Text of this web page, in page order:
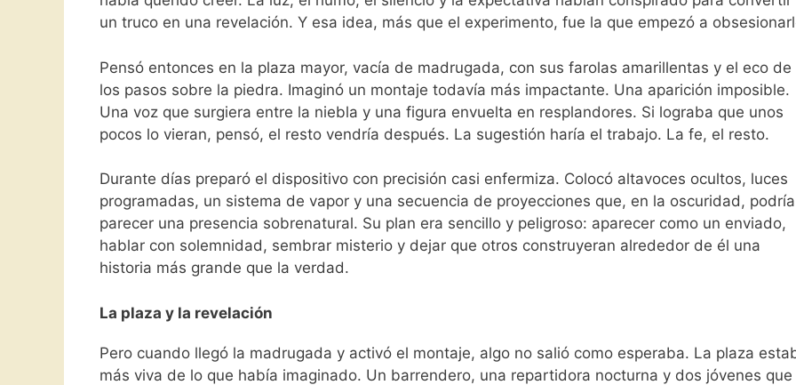
un truco en una revelación. Y esa idea, más que el experimento, fue la que empezó a
Pensó entonces en la plaza mayor, vacía de madrugada, con sus farolas amarillentas y el eco de
los pasos sobre la piedra. Imaginó un montaje todavía más impactante. Una aparición imposible.
Una voz que surgiera entre la niebla y una figura envuelta en resplandores. Si lograba que unos
pocos lo vieran, pensó, el resto vendría después. La sugestión haría el trabajo. La fe, el resto.
Durante días preparó el dispositivo con precisión casi enfermiza. Colocó altavoces ocultos, luces
programadas, un sistema de vapor y una secuencia de proyecciones que, en la oscuridad,
parecer una presencia sobrenatural. Su plan era sencillo y peligroso: aparecer como un enviado,
hablar con solemnidad, sembrar misterio y dejar que otros construyeran alrededor de él una
historia más grande que la verdad.
La plaza y la revelación
Pero cuando llegó la madrugada y activó el montaje, algo no salió como esperaba. La plaza
más viva de lo que había imaginado. Un barrendero, una repartidora nocturna y dos jóvenes que